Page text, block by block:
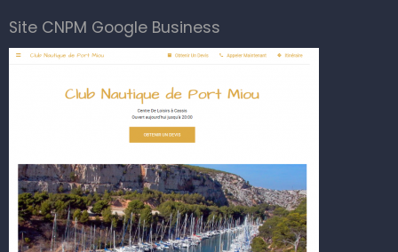
Site CNPM Google Business